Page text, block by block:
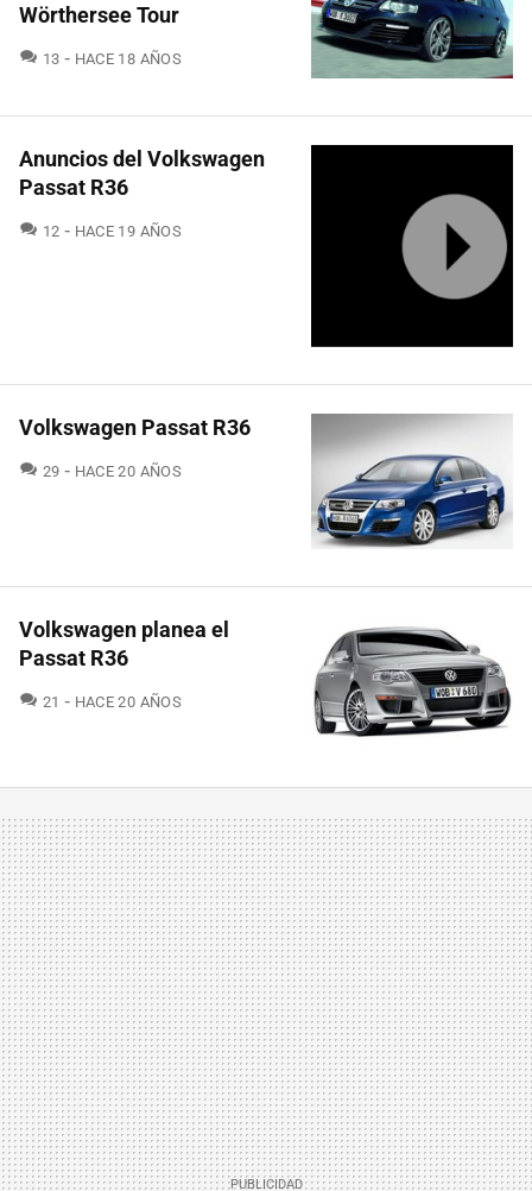
Wörthersee Tour
13 COMENTARIOS
HACE 18 AÑOS
Anuncios del Volkswagen
Passat R36
12 COMENTARIOS
HACE 19 AÑOS
Volkswagen Passat R36
29 COMENTARIOS
HACE 20 AÑOS
Volkswagen planea el
Passat R36
21 COMENTARIOS
HACE 20 AÑOS